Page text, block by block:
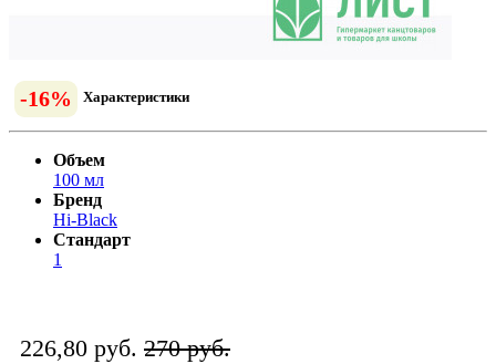
-16% Характеристики
Объем
100 мл
Бренд
Hi-Black
Стандарт
1
226,80 руб. 270 руб.